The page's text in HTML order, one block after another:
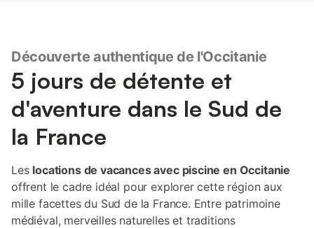
Découverte authentique de l'Occitanie
5 jours de détente et
d'aventure dans le Sud de
la France
Les locations de vacances avec piscine en Occitanie
offrent le cadre idéal pour explorer cette région aux
mille facettes du Sud de la France. Entre patrimoine
médiéval, merveilles naturelles et traditions